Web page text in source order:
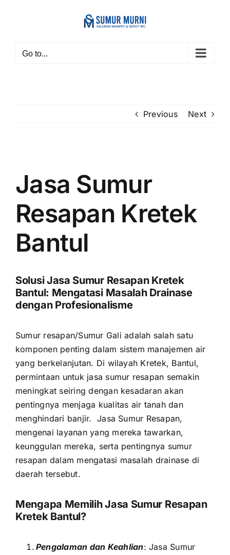
Go to...
Previous Next
Larger
Image
Jasa Sumur
Resapan Kretek
Bantul
Solusi Jasa Sumur Resapan Kretek
Bantul: Mengatasi Masalah Drainase
dengan Profesionalisme
Sumur resapan/Sumur Gali adalah salah satu
komponen penting dalam sistem manajemen air
yang berkelanjutan. Di wilayah Kretek, Bantul,
permintaan untuk jasa sumur resapan semakin
meningkat seiring dengan kesadaran akan
pentingnya menjaga kualitas air tanah dan
menghindari banjir. Jasa Sumur Resapan,
mengenai layanan yang mereka tawarkan,
keunggulan mereka, serta pentingnya sumur
resapan dalam mengatasi masalah drainase di
daerah tersebut.
Mengapa Memilih Jasa Sumur Resapan
Kretek Bantul?
Pengalaman dan Keahlian: Jasa Sumur